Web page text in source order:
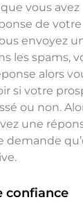
vous avez
de votre
envoyez
les spams,
alors
si votre
ou non.
une
demande
confiance